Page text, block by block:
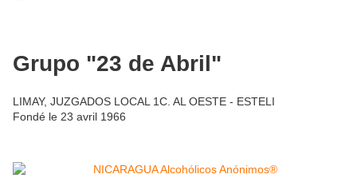
Grupo "23 de Abril"
LIMAY, JUZGADOS LOCAL 1C. AL OESTE - ESTELI
Fondé le 23 avril 1966